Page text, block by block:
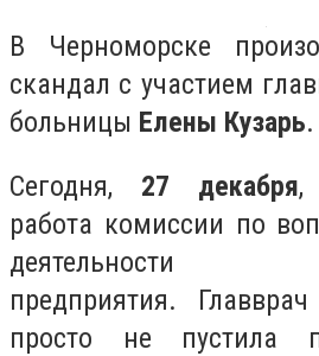
В Черноморске
скандал с участием
больницы Елены Кузарь.
Сегодня, 27 декабря,
работа комиссии по
деятельности
предприятия.
просто не пустила